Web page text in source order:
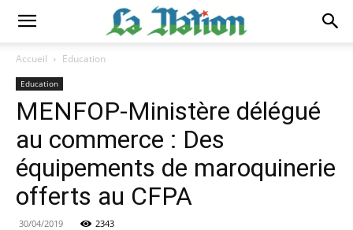
Accueil Education
Education
MENFOP-Ministère délégué
au commerce : Des
équipements de maroquinerie
offerts au CFPA
30/04/2019 2343